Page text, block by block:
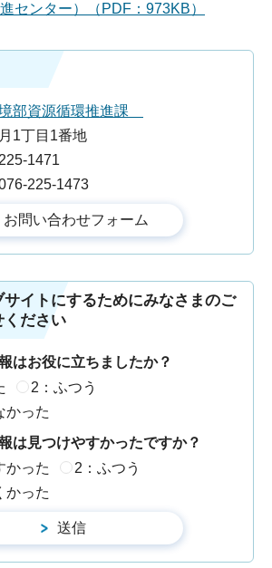
センター）（PDF：973KB）
部資源循環推進課
1丁目1番地
1471
225-1473
サイトにするためにみなさまのご
ください
はお役に立ちましたか？
2：ふつう
かった
は見つけやすかったですか？
かった
2：ふつう
かった